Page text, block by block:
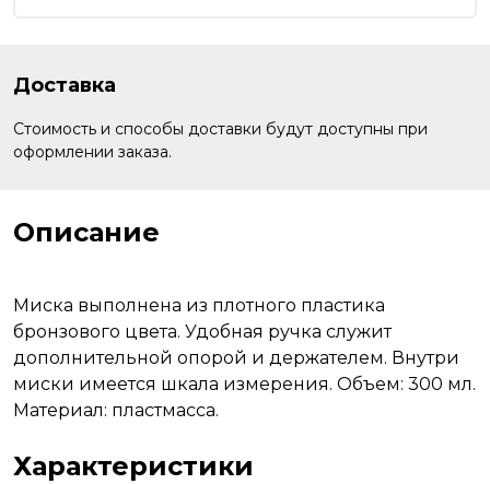
Доставка
Стоимость и способы доставки будут доступны при
оформлении заказа.
Описание
Миска выполнена из плотного пластика
бронзового цвета. Удобная ручка служит
дополнительной опорой и держателем. Внутри
миски имеется шкала измерения. Объем: 300 мл.
Материал: пластмасса.
Характеристики